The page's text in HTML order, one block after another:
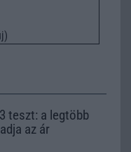
teszt: a legtöbb
az ár